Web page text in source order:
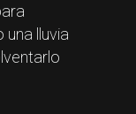
una lluvia